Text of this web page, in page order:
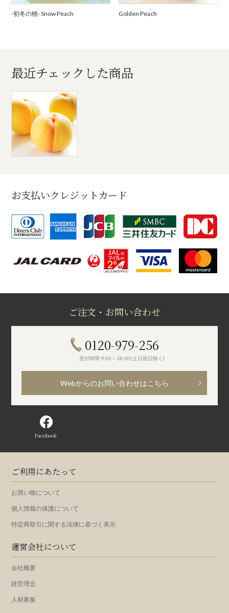
-初冬の桃- Snow Peach Golden Peach
最近チェックした商品
お支払いクレジットカード
ご注文・お問い合わせ
0120-979-256
受付時間 9:00～18:00(土日祝日除く)
Webからのお問い合わせはこちら
Facebook
ご利用にあたって
お買い物について
個人情報の保護について
特定商取引に関する法律に基づく表示
運営会社について
会社概要
経営理念
人材募集